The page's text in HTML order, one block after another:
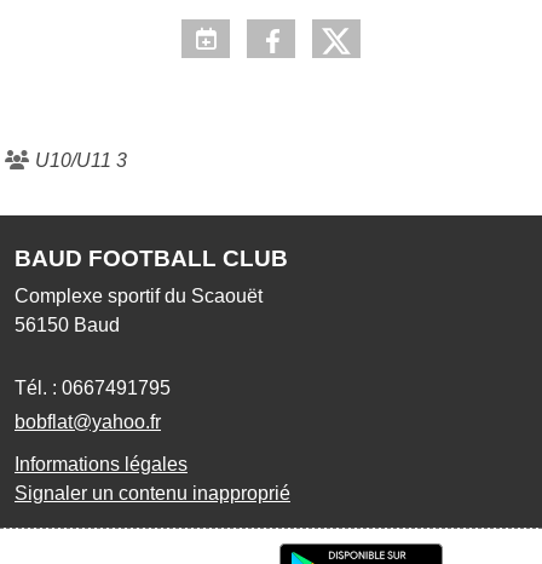
U10/U11 3
BAUD FOOTBALL CLUB
Complexe sportif du Scaouët
56150 Baud
Tél. : 0667491795
bobflat@yahoo.fr
Informations légales
Signaler un contenu inapproprié